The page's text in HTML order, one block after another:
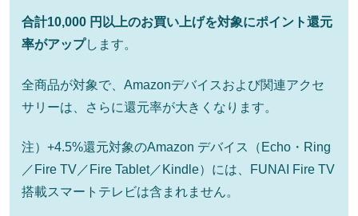
合計10,000 円以上のお買い上げを対象にポイント還元
率がアップします。
全商品が対象で、Amazonデバイスおよび関連アクセ
サリーは、さらに還元率が大きくなります。
注）+4.5%還元対象のAmazon デバイス（Echo・Ring
／Fire TV／Fire Tablet／Kindle）には、FUNAI Fire TV
搭載スマートテレビは含まれません。